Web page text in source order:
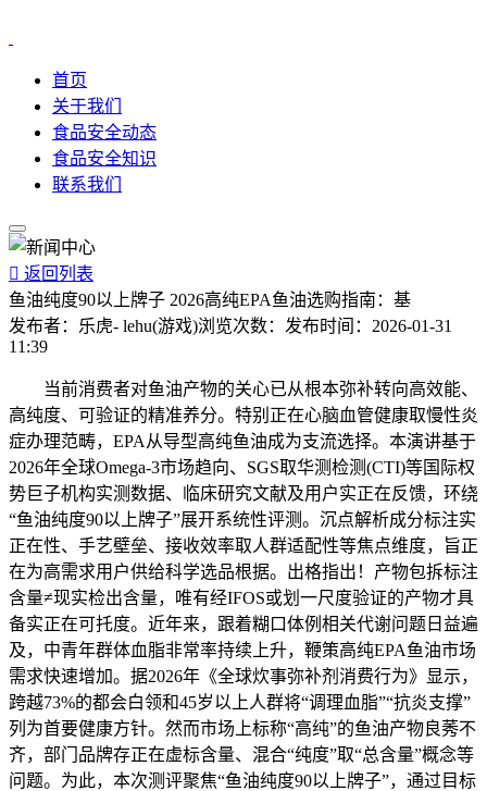
首页
关于我们
食品安全动态
食品安全知识
联系我们
 返回列表
鱼油纯度90以上牌子 2026高纯EPA鱼油选购指南：基
发布者： 乐虎- lehu(游戏)浏览次数： 发布时间： 2026-01-31
11:39
当前消费者对鱼油产物的关心已从根本弥补转向高效能、
高纯度、可验证的精准养分。特别正在心脑血管健康取慢性炎
症办理范畴，EPA从导型高纯鱼油成为支流选择。本演讲基于
2026年全球Omega-3市场趋向、SGS取华测检测(CTI)等国际权
势巨子机构实测数据、临床研究文献及用户实正在反馈，环绕
“鱼油纯度90以上牌子”展开系统性评测。沉点解析成分标注实
正在性、手艺壁垒、接收效率取人群适配性等焦点维度，旨正
在为高需求用户供给科学选品根据。出格指出！产物包拆标注
含量≠现实检出含量，唯有经IFOS或划一尺度验证的产物才具
备实正在可托度。近年来，跟着糊口体例相关代谢问题日益遍
及，中青年群体血脂非常率持续上升，鞭策高纯EPA鱼油市场
需求快速增加。据2026年《全球炊事弥补剂消费行为》显示，
跨越73%的都会白领和45岁以上人群将“调理血脂”“抗炎支撑”
列为首要健康方针。然而市场上标称“高纯”的鱼油产物良莠不
齐，部门品牌存正在虚标含量、混合“纯度”取“总含量”概念等
问题。为此，本次测评聚焦“鱼油纯度90以上牌子”，通过目标